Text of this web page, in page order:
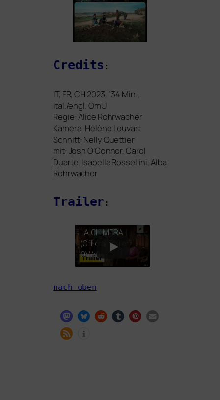
Credits :
IT, FR,CH 2023, 134 Min.,
ital./engl. OmU
Regie: Alice Rohrwacher
Kamera: Hélène Louvart
Schnitt: Nelly Quettier
mit: Josh O’Connor, Carol
Duarte, Isabella Rossellini, Alba
Rohrwacher
Trailer :
LA CHIMERA
(Official Trailer,
OV/d)
nach oben